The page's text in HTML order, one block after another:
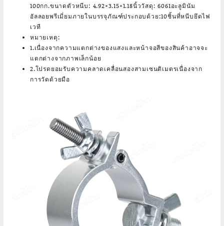
100กก.ขนาดตัวหนีบ: 4.92×3.15×1.18นิ้ววัสดุ: 6061อะลูมินัม
อัลลอยพรีเมี่ยมภายในบรรจุภัณฑ์ประกอบด้วย:10ชิ้นที่หนีบยึดไฟ
เวที
หมายเหตุ:
1.เนื่องจากความแตกต่างของแสงและหน้าจอสีของสินค้าอาจจะ
แตกต่างจากภาพเล็กน้อย
2.โปรดยอมรับความคลาดเคลื่อนสองสามเซนติเมตรเนื่องจาก
การวัดด้วยมือ